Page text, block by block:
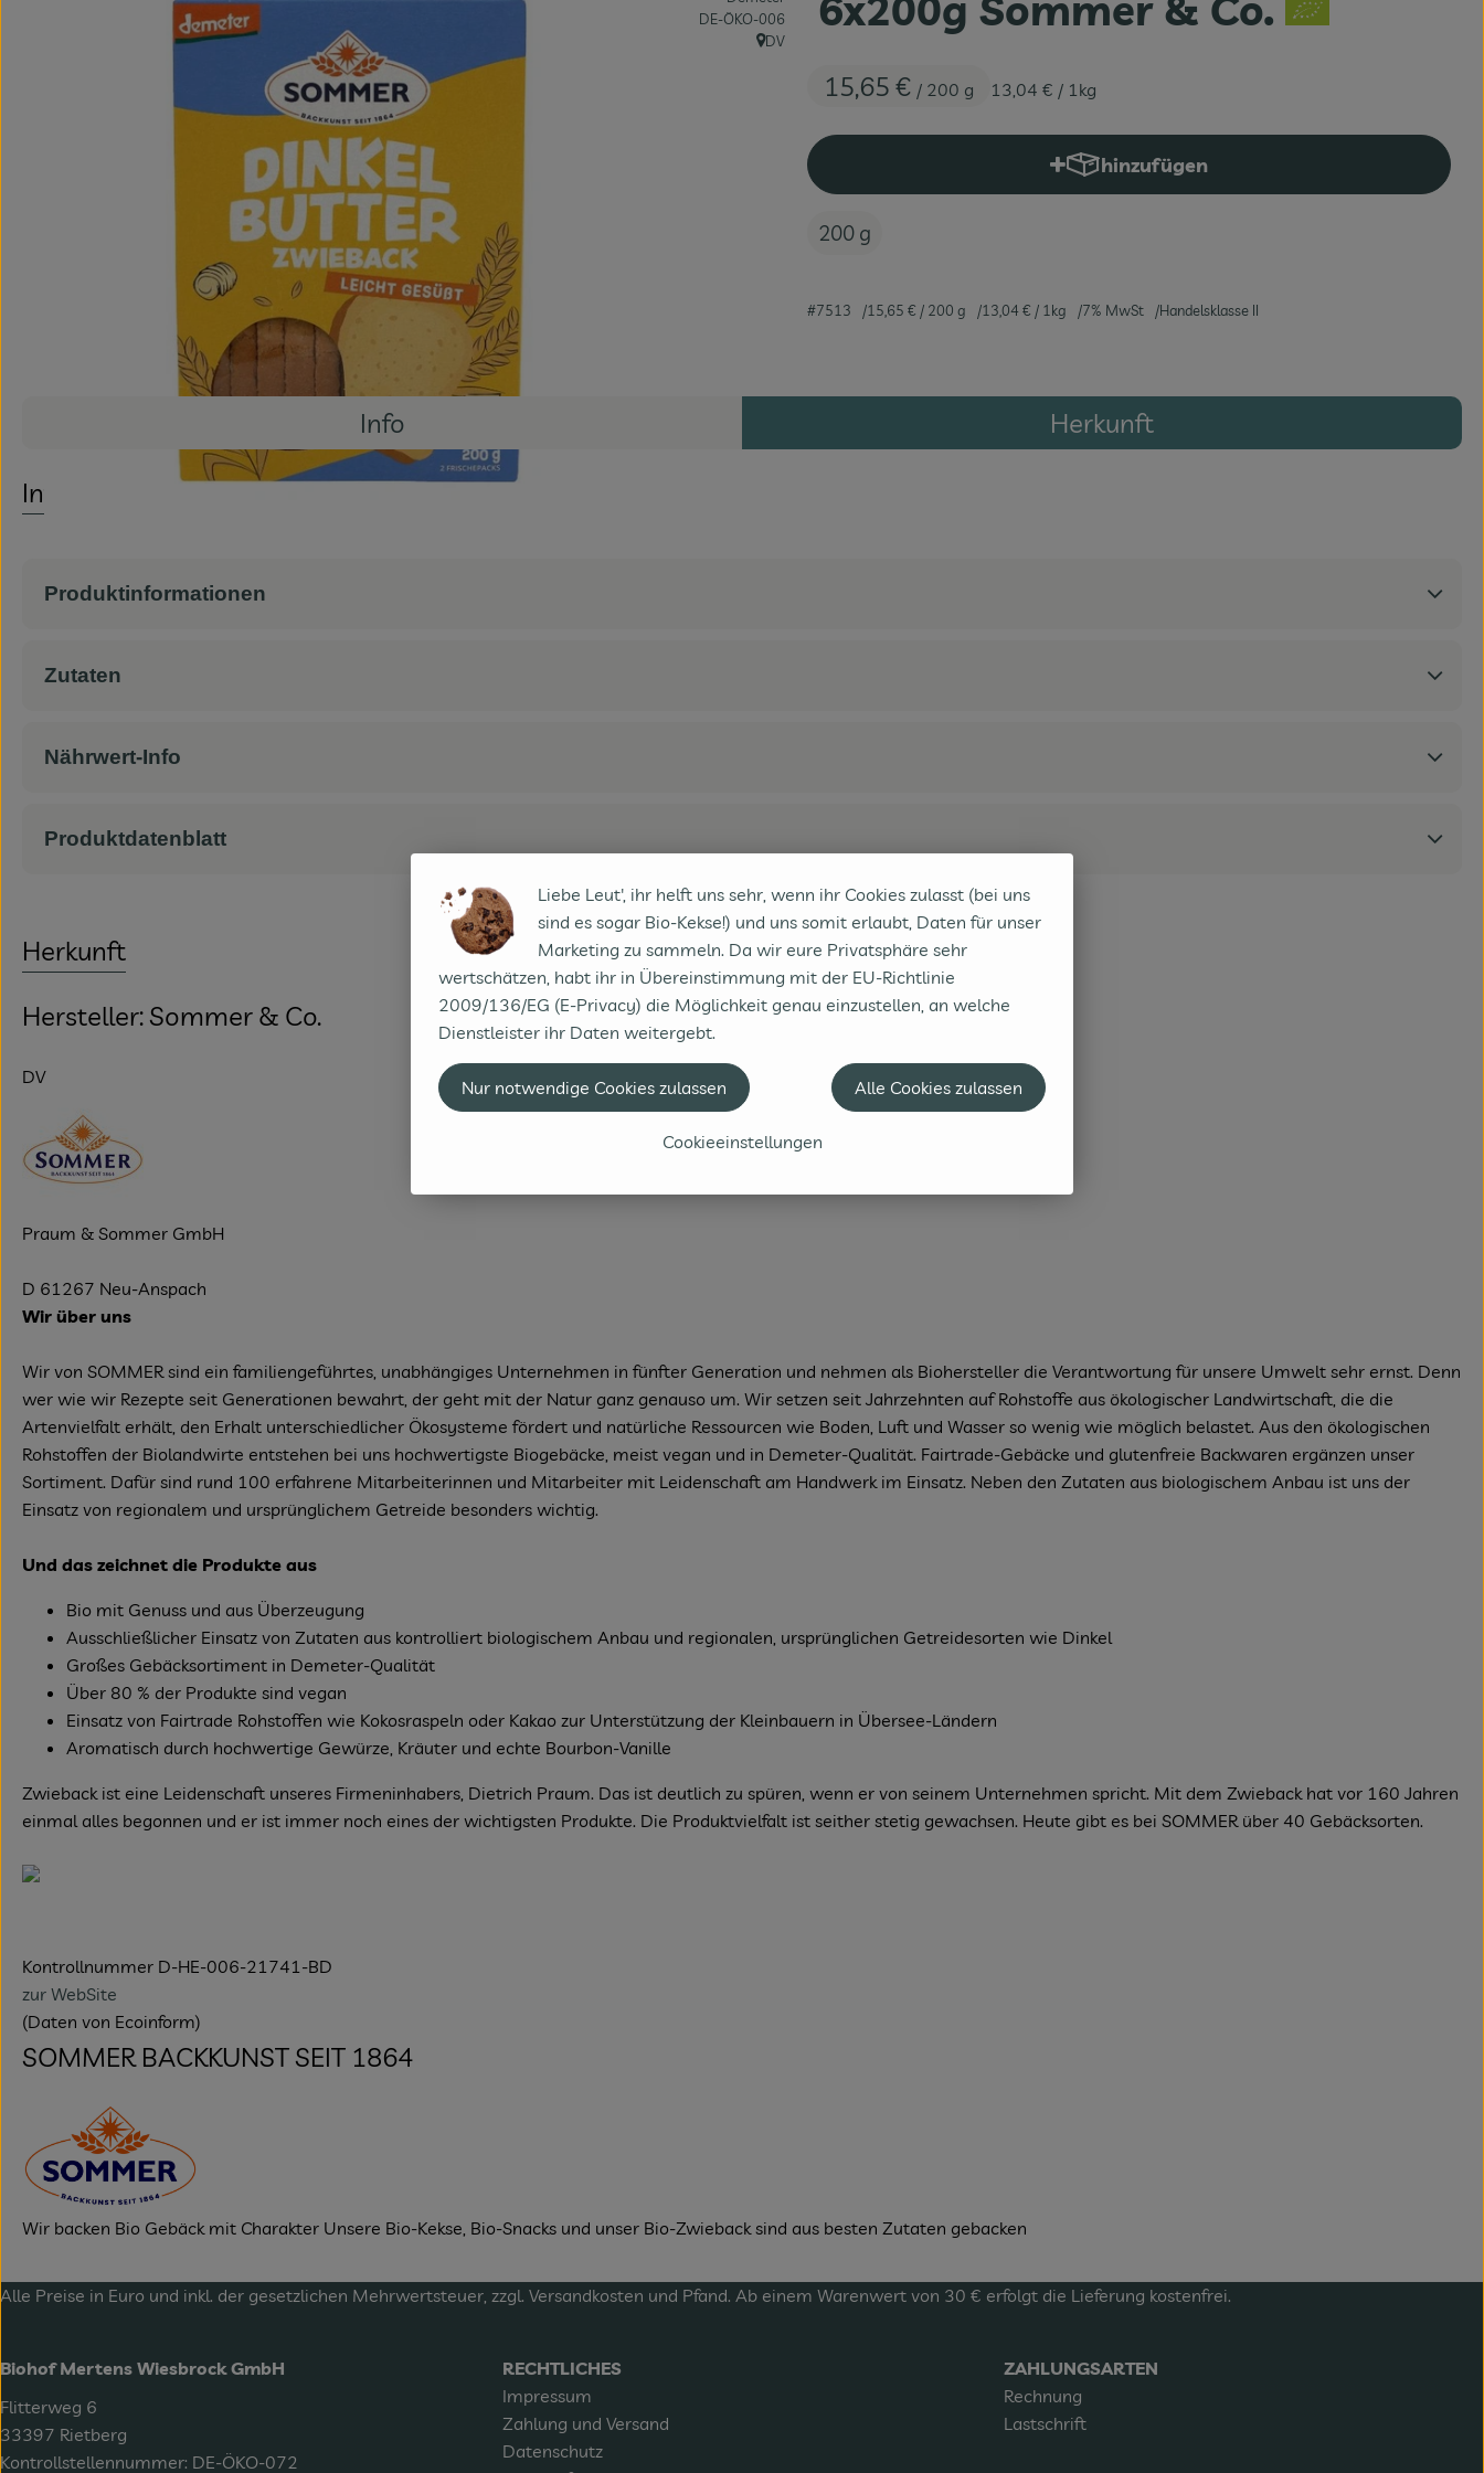
15,65 € / 200 g 13,04 € / 1kg
, Kontrollstelle:
DE-ÖKO-006
, Herkunft:
DV
hinzufügen
Produkt zum Warenkorb hinzufügen
200 g
#7513 15,65 € / 200 g 13,04 € / 1kg 7% MwSt Handelsklasse II
Info Herkunft
Info
Produktinformationen
Zutaten
Nährwert-Info
Produktdatenblatt
Herkunft
Hersteller: Sommer & Co.
DV
Praum & Sommer GmbH
D 61267 Neu-Anspach
Wir über uns
Wir von SOMMER sind ein familiengeführtes, unabhängiges Unternehmen in fünfter Generation und nehmen als Biohersteller die Verantwortung für unsere Umwelt sehr ernst. Denn
wer wie wir Rezepte seit Generationen bewahrt, der geht mit der Natur ganz genauso um. Wir setzen seit Jahrzehnten auf Rohstoffe aus ökologischer Landwirtschaft, die die
Artenvielfalt erhält, den Erhalt unterschiedlicher Ökosysteme fördert und natürliche Ressourcen wie Boden, Luft und Wasser so wenig wie möglich belastet. Aus den ökologischen
Rohstoffen der Biolandwirte entstehen bei uns hochwertigste Biogebäcke, meist vegan und in Demeter-Qualität. Fairtrade-Gebäcke und glutenfreie Backwaren ergänzen unser
Sortiment. Dafür sind rund 100 erfahrene Mitarbeiterinnen und Mitarbeiter mit Leidenschaft am Handwerk im Einsatz. Neben den Zutaten aus biologischem Anbau ist uns der
Einsatz von regionalem und ursprünglichem Getreide besonders wichtig.
Und das zeichnet die Produkte aus
Bio mit Genuss und aus Überzeugung
Ausschließlicher Einsatz von Zutaten aus kontrolliert biologischem Anbau und regionalen, ursprünglichen Getreidesorten wie Dinkel
Großes Gebäcksortiment in Demeter-Qualität
Über 80 % der Produkte sind vegan
Einsatz von Fairtrade Rohstoffen wie Kokosraspeln oder Kakao zur Unterstützung der Kleinbauern in Übersee-Ländern
Aromatisch durch hochwertige Gewürze, Kräuter und echte Bourbon-Vanille
Zwieback ist eine Leidenschaft unseres Firmeninhabers, Dietrich Praum. Das ist deutlich zu spüren, wenn er von seinem Unternehmen spricht. Mit dem Zwieback hat vor 160 Jahren
einmal alles begonnen und er ist immer noch eines der wichtigsten Produkte. Die Produktvielfalt ist seither stetig gewachsen. Heute gibt es bei SOMMER über 40 Gebäcksorten.
Kontrollnummer D-HE-006-21741-BD
zur WebSite
(Daten von Ecoinform)
SOMMER BACKKUNST SEIT 1864
Wir backen Bio Gebäck mit Charakter Unsere Bio-Kekse, Bio-Snacks und unser Bio-Zwieback sind aus besten Zutaten gebacken
Alle Preise in Euro und inkl. der gesetzlichen Mehrwertsteuer, zzgl. Versandkosten und Pfand. Ab einem Warenwert von 30 € erfolgt die Lieferung kostenfrei.
Biohof Mertens Wiesbrock GmbH
Flitterweg 6
33397 Rietberg
Kontrollstellennummer: DE-ÖKO-072
RECHTLICHES
Impressum
Zahlung und Versand
Datenschutz
ZAHLUNGSARTEN
Rechnung
Lastschrift
Liebe Leut', ihr helft uns sehr, wenn ihr Cookies zulasst (bei uns
sind es sogar Bio-Kekse!) und uns somit erlaubt, Daten für unser
Marketing zu sammeln. Da wir eure Privatsphäre sehr
wertschätzen, habt ihr in Übereinstimmung mit der EU-Richtlinie
2009/136/EG (E-Privacy) die Möglichkeit genau einzustellen, an welche
Dienstleister ihr Daten weitergebt.
Cookieeinstellungen
Nur notwendige Cookies zulassen Alle Cookies zulassen